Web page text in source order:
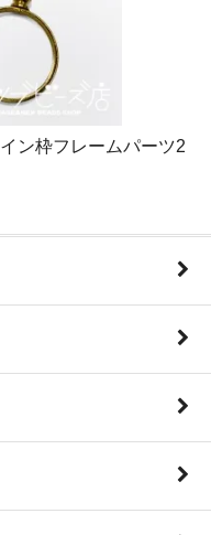
ン枠フレームパーツ2